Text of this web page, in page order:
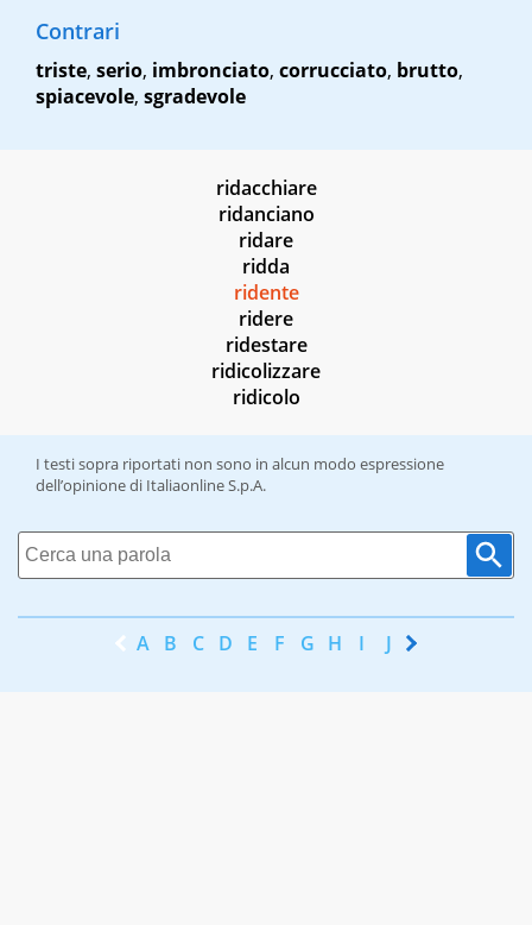
Contrari
triste, serio, imbronciato, corrucciato, brutto,
spiacevole, sgradevole
ridacchiare
ridanciano
ridare
ridda
ridente
ridere
ridestare
ridicolizzare
ridicolo
I testi sopra riportati non sono in alcun modo espressione
dell’opinione di Italiaonline S.p.A.
A B C D E F G H I J K